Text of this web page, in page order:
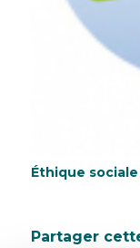
Éthique sociale
Partager